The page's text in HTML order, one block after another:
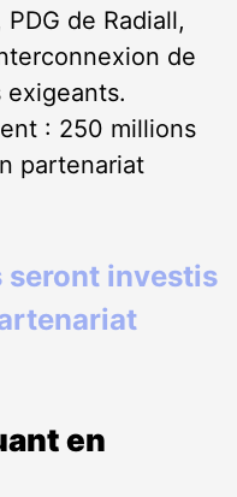
de Radiall,
de
: 250 millions
partenariat
seront investis
en